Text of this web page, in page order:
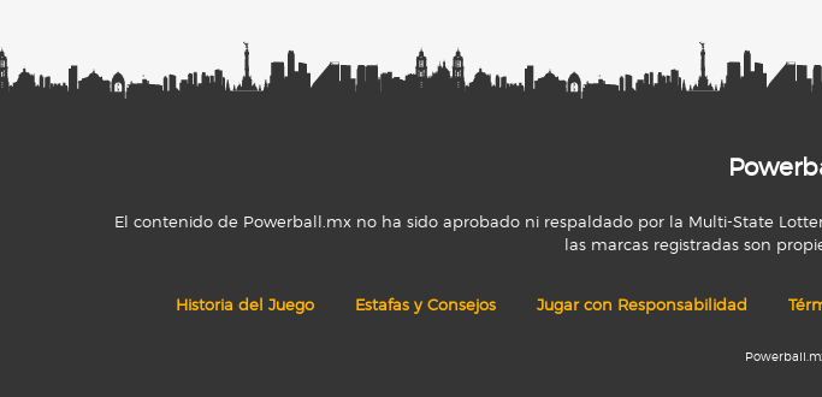
El contenido de Powerball.mx no ha sido aprobado ni respaldado por la Multi-State
las marcas registradas son
Historia del Juego Estafas y Consejos Jugar con Responsabilidad